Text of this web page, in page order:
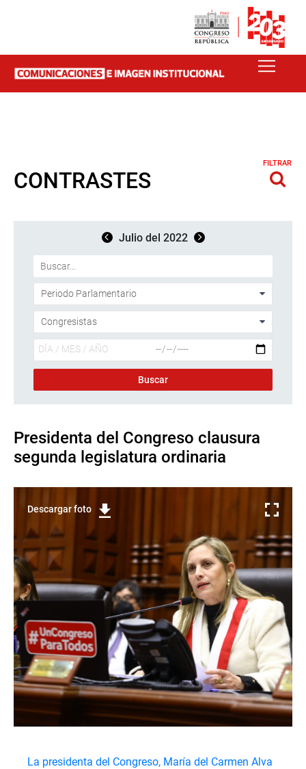
CONTRASTES
FILTRAR
Julio del 2022
Presidenta del Congreso clausura
segunda legislatura ordinaria
Descargar foto
La presidenta del Congreso, María del Carmen Alva